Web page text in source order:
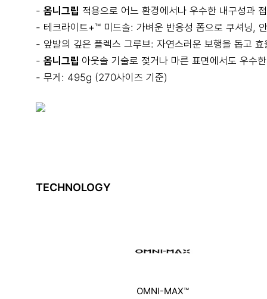
- 옴니그립 적용으로 어느 환경에서나 우수한 내구성과
- 테크라이트+™ 미드솔: 가벼운 반응성 폼으로 쿠셔닝,
- 앞발의 깊은 플렉스 그루브: 자연스러운 보행을 돕고
- 옴니그립 아웃솔 기술로 젖거나 마른 표면에서도 우수
- 무게: 495g (270사이즈 기준)
TECHNOLOGY
OMNI-MAX™